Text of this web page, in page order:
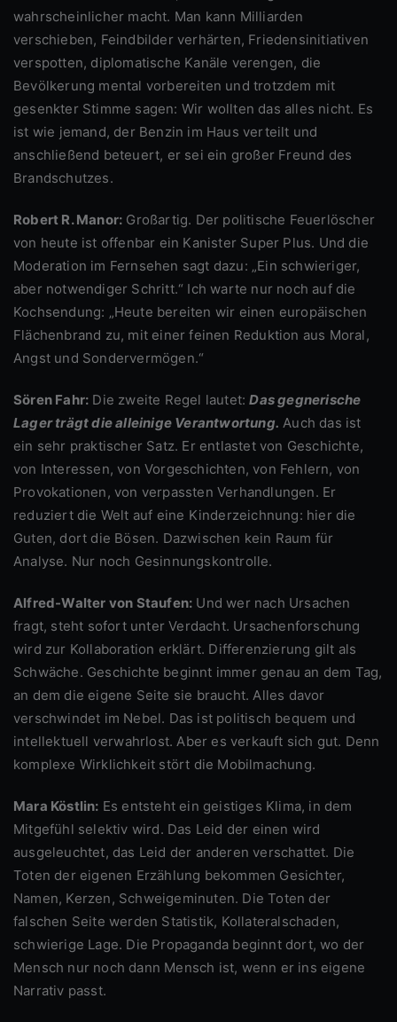
wahrscheinlicher macht. Man kann Milliarden
verschieben, Feindbilder verhärten, Friedensinitiativen
verspotten, diplomatische Kanäle verengen, die
Bevölkerung mental vorbereiten und trotzdem mit
gesenkter Stimme sagen: Wir wollten das alles nicht. Es
ist wie jemand, der Benzin im Haus verteilt und
anschließend beteuert, er sei ein großer Freund des
Brandschutzes.
Robert R. Manor: Großartig. Der politische Feuerlöscher
von heute ist offenbar ein Kanister Super Plus. Und die
Moderation im Fernsehen sagt dazu: „Ein schwieriger,
aber notwendiger Schritt.“ Ich warte nur noch auf die
Kochsendung: „Heute bereiten wir einen europäischen
Flächenbrand zu, mit einer feinen Reduktion aus Moral,
Angst und Sondervermögen.“
Sören Fahr: Die zweite Regel lautet:Das gegnerische
Lager trägt die alleinige Verantwortung. Auch das ist
ein sehr praktischer Satz. Er entlastet von Geschichte,
von Interessen, von Vorgeschichten, von Fehlern, von
Provokationen, von verpassten Verhandlungen. Er
reduziert die Welt auf eine Kinderzeichnung: hier die
Guten, dort die Bösen. Dazwischen kein Raum für
Analyse. Nur noch Gesinnungskontrolle.
Alfred-Walter von Staufen: Und wer nach Ursachen
fragt, steht sofort unter Verdacht. Ursachenforschung
wird zur Kollaboration erklärt. Differenzierung gilt als
Schwäche. Geschichte beginnt immer genau an dem Tag,
an dem die eigene Seite sie braucht. Alles davor
verschwindet im Nebel. Das ist politisch bequem und
intellektuell verwahrlost. Aber es verkauft sich gut. Denn
komplexe Wirklichkeit stört die Mobilmachung.
Mara Köstlin: Es entsteht ein geistiges Klima, in dem
Mitgefühl selektiv wird. Das Leid der einen wird
ausgeleuchtet, das Leid der anderen verschattet. Die
Toten der eigenen Erzählung bekommen Gesichter,
Namen, Kerzen, Schweigeminuten. Die Toten der
falschen Seite werden Statistik, Kollateralschaden,
schwierige Lage. Die Propaganda beginnt dort, wo der
Mensch nur noch dann Mensch ist, wenn er ins eigene
Narrativ passt.